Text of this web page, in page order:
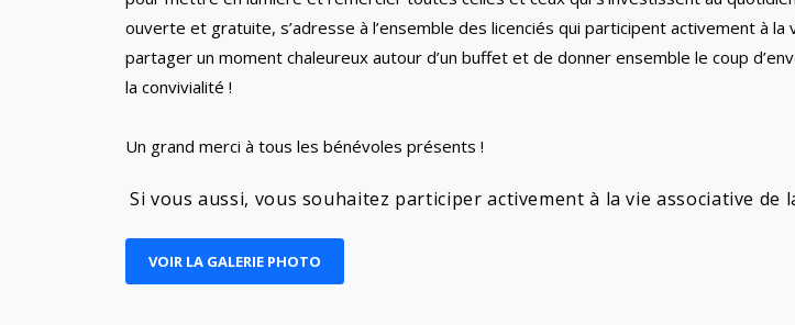
ouverte et gratuite, s’adresse à l’ensemble des licenciés qui participent activement à la
partager un moment chaleureux autour d’un buffet et de donner ensemble le coup
la convivialité !
Un grand merci à tous les bénévoles présents !
Si vous aussi, vous souhaitez participer activement à la vie associative de
VOIR LA GALERIE PHOTO